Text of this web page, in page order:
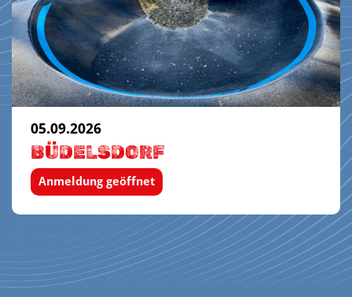
05.09.2026
BÜDELSDORF
Anmeldung geöffnet